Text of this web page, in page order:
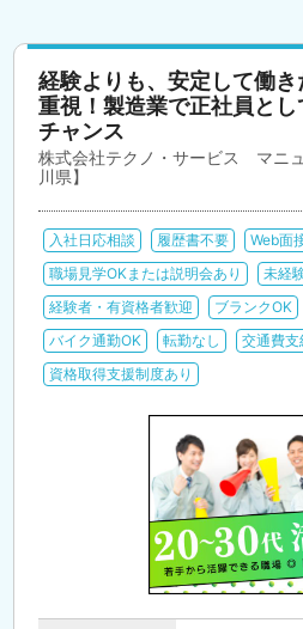
経験よりも、安定して働
重視！製造業で正社員と
チャンス
株式会社テクノ・サービス マニ
川県】
入社日応相談 履歴書不要
Web面
職場見学OKまたは説明会あり
未経
経験者・有資格者歓迎
ブランクOK
バイク通勤OK
転勤なし 交通費支
資格取得支援制度あり